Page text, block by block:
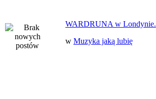
WARDRUNA w Londynie.
w Muzyka jaką lubię